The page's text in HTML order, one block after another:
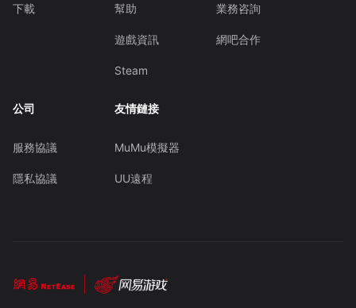
下載 幫助
遊戲資訊
Steam
業務咨詢
網吧合作
公司
服務協議
隱私協議
友情鏈接
MuMu模擬器
UU遠程